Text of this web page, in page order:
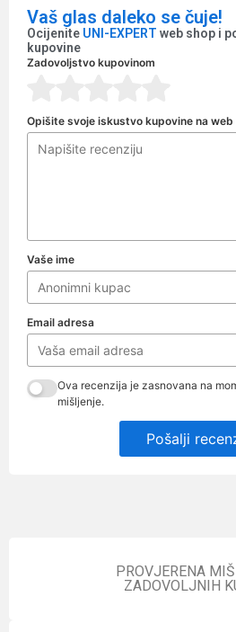
Vaš glas daleko se čuje!
Ocijenite UNI-EXPERT web shop i
kupovine
Zadovoljstvo kupovinom
Opišite svoje iskustvo kupovine na
Vaše ime
Email adresa
Ova recenzija je zasnovana na
mišljenje.
Pošalji
PROVJERENA
ZADOVOLJNIH